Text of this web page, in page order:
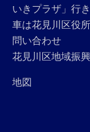
いきプラザ」行
車は花見川区役
問い合わせ
花見川区地域振
地図